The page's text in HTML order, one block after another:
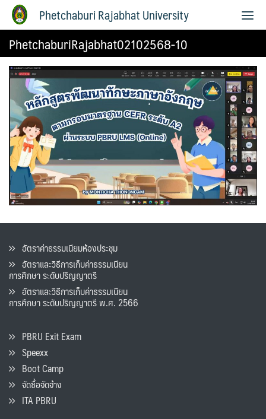
Phetchaburi Rajabhat University
PhetchaburiRajabhat02102568-10
อัตราค่าธรรมเนียมห้องประชุม
อัตราและวิธีการเก็บค่าธรรมเนียน
การศึกษา ระดับปริญญาตรี
อัตราและวิธีการเก็บค่าธรรมเนียน
การศึกษา ระดับปริญญาตรี พ.ศ. 2566
PBRU Exit Exam
Speexx
Boot Camp
จัดซื้อจัดจ้าง
ITA PBRU